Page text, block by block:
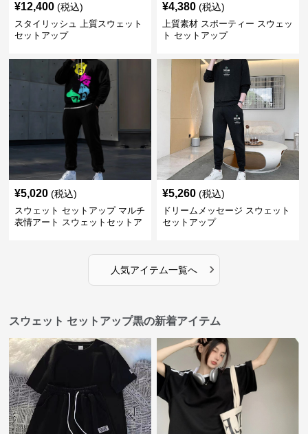
¥12,400 (税込)
スタイリッシュ 上質スウェット
セットアップ
¥4,380 (税込)
上質素材 スポーティー スウェッ
ト セットアップ
¥5,020 (税込)
スウェット セットアップ マルチ
表情アート スウェットセットア
¥5,260 (税込)
ドリームメッセージ スウェット
セットアップ
人気アイテム一覧へ ›
スウェット セットアップ黒の新着アイテム